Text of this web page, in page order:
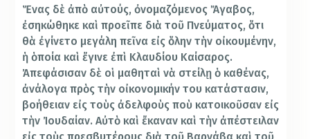
Ἕνας δὲ ἀπὸ αὐτούς, ὀνομαζόμενος Ἄγαβος,
ἐσηκώθηκε καὶ προεῖπε διὰ τοῦ Πνεύματος, ὅτι
θὰ ἐγίνετο μεγάλη πεῖνα εἰς ὅλην τὴν οἰκουμένην,
ἡ ὁποία καὶ ἔγινε ἐπὶ Κλαυδίου Καίσαρος.
Ἀπεφάσισαν δὲ οἱ μαθηταὶ νὰ στείλῃ ὁ καθένας,
ἀνάλογα πρὸς τὴν οἰκονομικήν του κατάστασιν,
βοήθειαν εἰς τοὺς ἀδελφοὺς ποὺ κατοικοῦσαν εἰς
τὴν Ἰουδαίαν. Αὐτὸ καὶ ἔκαναν καὶ τὴν ἀπέστειλαν